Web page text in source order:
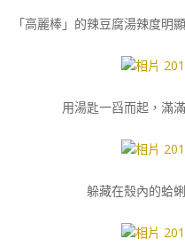
「高麗棒」的辣豆腐湯辣度明
用湯匙一舀而起，滿
躲藏在殼內的蛤